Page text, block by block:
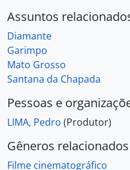
Assuntos
Diamante
Garimpo
Mato Grosso
Santana da Chapada
Pessoas e
LIMA, Pedro (Produtor)
Gêneros relacionados
Filme cinematográfico